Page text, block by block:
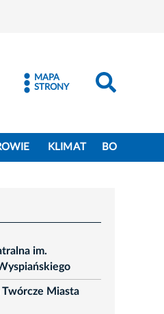
- Instagram
Kraków - LinkedIn
MAPA
STRONY
KLIMAT BO
im.
Miasta